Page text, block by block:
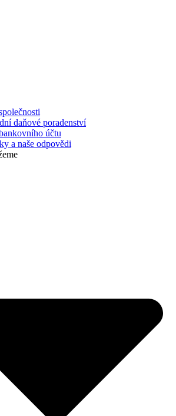
daňové poradenství
účtu
a naše odpovědi